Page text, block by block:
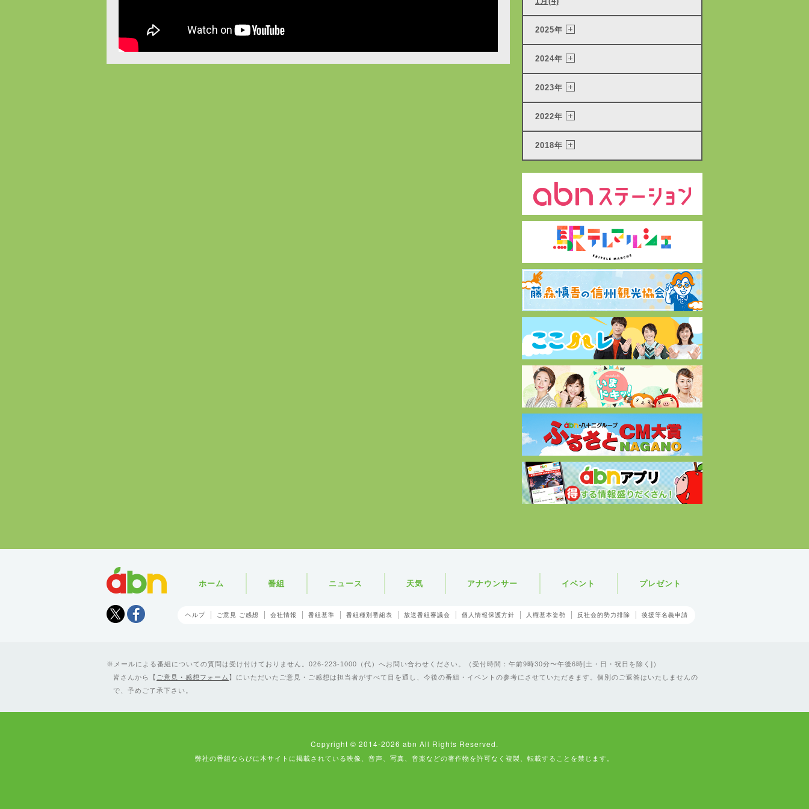
2025年
2024年
2023年
2022年
2018年
Tweet
ホーム 番組 ニュース 天気 アナウンサー イベント プレゼント
ヘルプ ご意見 ご感想 会社情報 番組基準 番組種別番組表 放送番組審議会 個人情報保護方針 人権基本姿勢 反社会的勢力排除 後援等名義申請
メールによる番組についての質問は受け付けておりません。026-223-1000（代）へお問い合わせください。（受付時間：午前9時30分〜午後6時[土・日・祝日を除く]）
皆さんから【 ご意見・感想フォーム 】にいただいたご意見・ご感想は担当者がすべて目を通し、今後の番組・イベントの参考にさせていただきます。個別のご返答はいたしませんの
で、予めご了承下さい。
Copyright © 2014-2026 abn All Rights Reserved.
弊社の番組ならびに本サイトに掲載されている映像、音声、写真、音楽などの著作物を許可なく複製、転載することを禁じます。